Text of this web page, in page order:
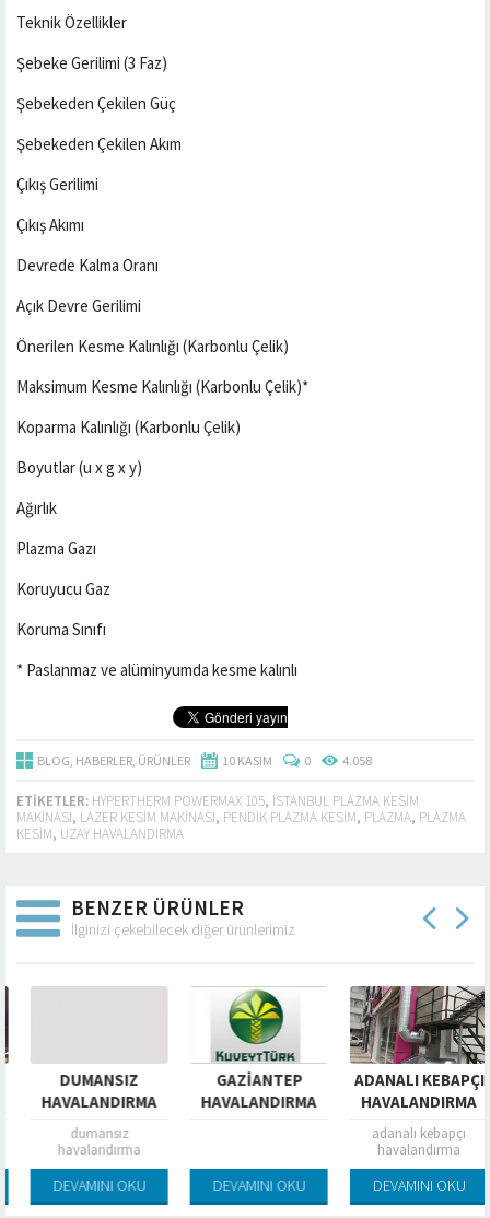
Teknik Özellikler
Şebeke Gerilimi (3 Faz)
Şebekeden Çekilen Güç
Şebekeden Çekilen Akım
Çıkış Gerilimi
Çıkış Akımı
Devrede Kalma Oranı
Açık Devre Gerilimi
Önerilen Kesme Kalınlığı (Karbonlu Çelik)
Maksimum Kesme Kalınlığı (Karbonlu Çelik)*
Koparma Kalınlığı (Karbonlu Çelik)
Boyutlar (u x g x y)
Ağırlık
Plazma Gazı
Koruyucu Gaz
Koruma Sınıfı
* Paslanmaz ve alüminyumda kesme kalınlı
BLOG, HABERLER, ÜRÜNLER 10 KASIM 0 4.058
ETIKETLER: HYPERTHERM POWERMAX 105, ISTANBUL PLAZMA KESIM
MAKINASI, LAZER KESIM MAKINASI, PENDIK PLAZMA KESIM, PLAZMA, PLAZMA
KESIM, UZAY HAVALANDIRMA
BENZER ÜRÜNLER
İlginizi çekebilecek diğer ürünlerimiz
DUMANSIZ
HAVALANDIRMA
dumansız
havalandırma
DEVAMINI OKU
GAZİANTEP
HAVALANDIRMA
DEVAMINI OKU
ADANALI KEBAPÇI
HAVALANDIRMA
adanalı kebapçı
havalandırma
DEVAMINI OKU